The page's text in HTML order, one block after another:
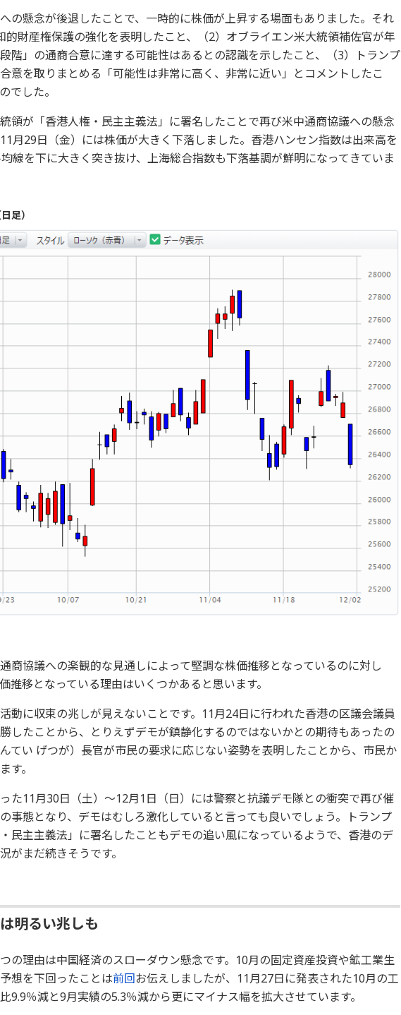
の懸念が後退したことで、一時的に株価が上昇する場面もありました。それ
的財産権保護の強化を表明したこと、（2）オブライエン米大統領補佐官が年
階」の通商合意に達する可能性はあるとの認識を示したこと、（3）トランプ
意を取りまとめる「可能性は非常に高く、非常に近い」とコメントしたこ
でした。
領が「香港人権・民主主義法」に署名したことで再び米中通商協議への懸念
月29日（金）には株価が大きく下落しました。香港ハンセン指数は出来高を
線を下に大きく突き抜け、上海総合指数も下落基調が鮮明になってきていま
足）
商協議への楽観的な見通しによって堅調な株価推移となっているのに対し
推移となっている理由はいくつかあると思います。
動に収束の兆しが見えないことです。11月24日に行われた香港の区議会議員
したことから、とりえずデモが鎮静化するのではないかとの期待もあったの
てい げつが）長官が市民の要求に応じない姿勢を表明したことから、市民か
す。
た11月30日（土）～12月1日（日）には警察と抗議デモ隊との衝突で再び催
事態となり、デモはむしろ激化していると言っても良いでしょう。トランプ
民主主義法」に署名したこともデモの追い風になっているようで、香港のデ
がまだ続きそうです。
明るい兆しも
の理由は中国経済のスローダウン懸念です。10月の固定資産投資や鉱工業生
想を下回ったことは前回お伝えしましたが、11月27日に発表された10月の工
9.9％減と9月実績の5.3％減から更にマイナス幅を拡大させています。